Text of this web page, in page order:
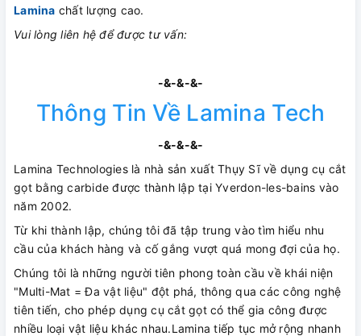
Lamina chất lượng cao.
Vui lòng liên hệ để được tư vấn:
-&-&-&-
Thông Tin Về Lamina Tech
-&-&-&-
Lamina Technologies là nhà sản xuất Thụy Sĩ về dụng cụ cắt
gọt bằng carbide được thành lập tại Yverdon-les-bains vào
năm 2002.
Từ khi thành lập, chúng tôi đã tập trung vào tìm hiểu nhu
cầu của khách hàng và cố gắng vượt quá mong đợi của họ.
Chúng tôi là những người tiên phong toàn cầu về khái niện
"Multi-Mat = Đa vật liệu" đột phá, thông qua các công nghệ
tiên tiến, cho phép dụng cụ cắt gọt có thể gia công được
nhiều loại vật liệu khác nhau.Lamina tiếp tục mở rộng nhanh